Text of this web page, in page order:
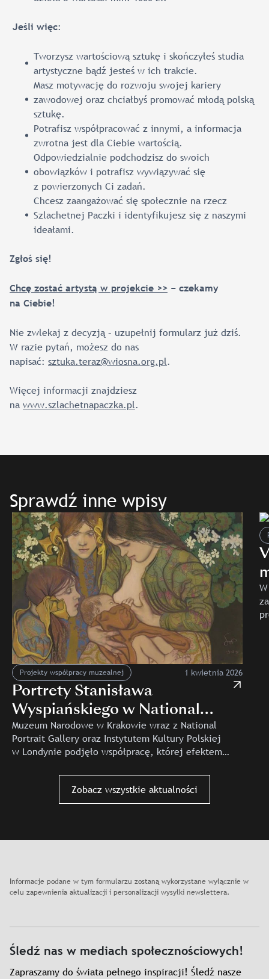
Jeśli więc:
Tworzysz wartościową sztukę i skończyłeś studia
artystyczne bądź jesteś w ich trakcie.
Masz motywację do rozwoju swojej kariery
zawodowej oraz chciałbyś promować młodą polską
sztukę.
Potrafisz współpracować z innymi, a informacja
zwrotna jest dla Ciebie wartością.
Odpowiedzialnie podchodzisz do swoich
obowiązków i potrafisz wywiązywać się
z powierzonych Ci zadań.
Chcesz zaangażować się społecznie na rzecz
Szlachetnej Paczki i identyfikujesz się z naszymi
ideałami.
Zgłoś się!
Chcę zostać artystą w projekcie >> − czekamy
na Ciebie!
Nie zwlekaj z decyzją – uzupełnij formularz już dziś.
W razie pytań, możesz do nas
napisać: sztuka.teraz@wiosna.org.pl.
Więcej informacji znajdziesz
na www.szlachetnapaczka.pl.
Sprawdź inne wpisy
Projekty współpracy muzealnej 1 kwietnia 2026
Portrety Stanisława
Wyspiańskiego w National
Portait Gallery w Londynie
Muzeum Narodowe w Krakowie wraz z National
Portrait Gallery oraz Instytutem Kultury Polskiej
w Londynie podjęło współpracę, której efektem
w Londynie wystawy portretów autorstwa Stanisława
Wyspiańskiego.…Zobacz wszystkie aktualności
Informacje podane w tym formularzu zostaną wykorzystane wyłącznie w
celu zapewnienia aktualizacji i personalizacji wysyłki newslettera.
Śledź nas w mediach społecznościowych!
Zapraszamy do świata pełnego inspiracji! Śledź nasze